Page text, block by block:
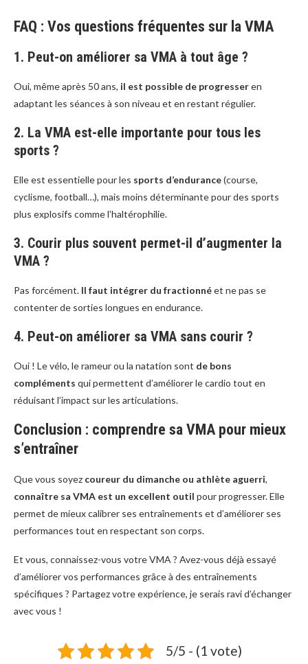
FAQ : Vos questions fréquentes sur la VMA
1. Peut-on améliorer sa VMA à tout âge ?
Oui, même après 50 ans, il est possible de progresseren
adaptant les séances à son niveau et en restant régulier.
2. La VMA est-elle importante pour tous les
sports ?
Elle est essentielle pour les sports d’endurance(course,
cyclisme, football…), mais moins déterminante pour des sports
plus explosifs comme l’haltérophilie.
3. Courir plus souvent permet-il d’augmenter la
VMA ?
Pas forcément. Il faut intégrer du fractionnéet ne pas se
contenter de sorties longues en endurance.
4. Peut-on améliorer sa VMA sans courir ?
Oui ! Le vélo, le rameur ou la natation sont de bons
compléments qui permettent d’améliorer le cardio tout en
réduisant l’impact sur les articulations.
Conclusion : comprendre sa VMA pour mieux
s’entraîner
Que vous soyez coureur du dimanche ou athlète aguerri,
connaître sa VMA est un excellent outil pour progresser. Elle
permet de mieux calibrer ses entraînements et d’améliorer ses
performances tout en respectant son corps.
Et vous, connaissez-vous votre VMA ? Avez-vous déjà essayé
d’améliorer vos performances grâce à des entraînements
spécifiques ? Partagez votre expérience, je serais ravi d’échanger
avec vous !
5/5 - (1 vote)